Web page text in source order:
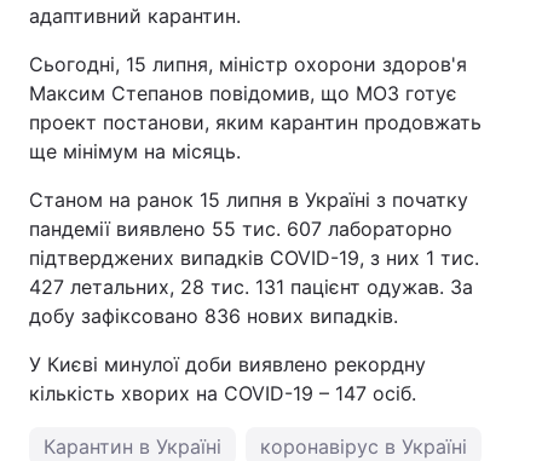
адаптивний карантин.
Сьогодні, 15 липня, міністр охорони здоров'я
Максим Степанов повідомив, що МОЗ готує
проект постанови, яким карантин продовжать
ще мінімум на місяць.
Станом на ранок 15 липня в Україні з початку
пандемії виявлено 55 тис. 607 лабораторно
підтверджених випадків COVID-19, з них 1 тис.
427 летальних, 28 тис. 131 пацієнт одужав. За
добу зафіксовано 836 нових випадків.
У Києві минулої доби виявлено рекордну
кількість хворих на COVID-19 – 147 осіб.
Карантин в Україні коронавірус в Україні